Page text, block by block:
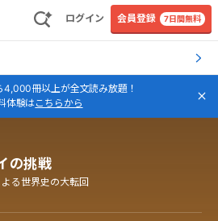
ログイン 会員登録 7日間無料
4,000冊以上が全文読み放題！
体験はこちらから
の挑戦
る世界史の大転回